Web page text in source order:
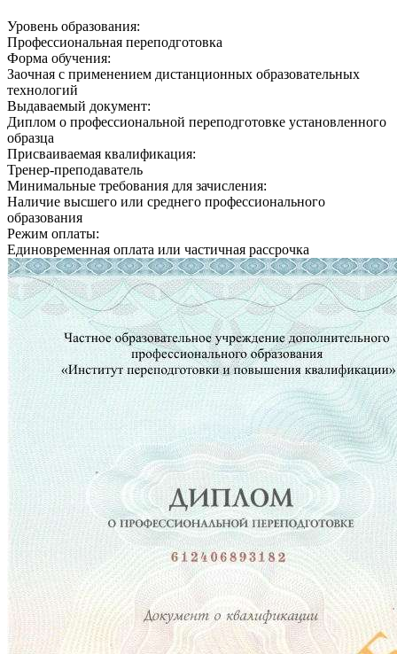
Уровень образования:
Профессиональная переподготовка
Форма обучения:
Заочная с применением дистанционных образовательных
технологий
Выдаваемый документ:
Диплом о профессиональной переподготовке установленного
образца
Присваиваемая квалификация:
Тренер-преподаватель
Минимальные требования для зачисления:
Наличие высшего или среднего профессионального
образования
Режим оплаты:
Единовременная оплата или частичная рассрочка